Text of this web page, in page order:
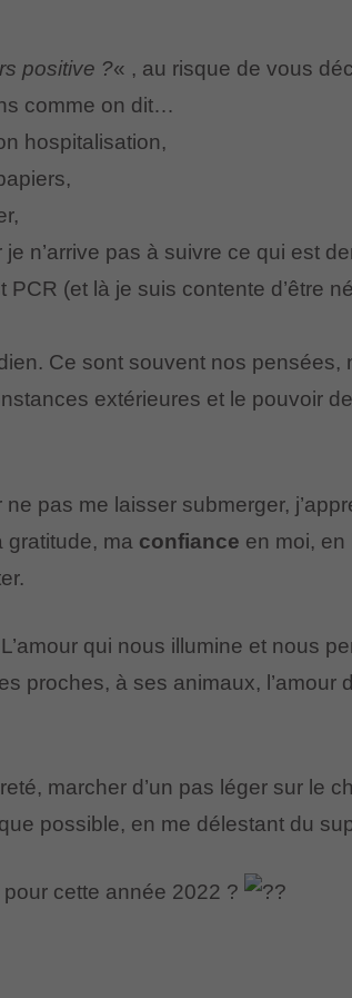
positive ?« , au risque de vous
comme on dit…
hospitalisation,
n’arrive pas à suivre ce qui est
(et là je suis contente d’être
Ce sont souvent nos pensées,
extérieures et le pouvoir
pas me laisser submerger,
gratitude, ma confiance en moi, en
qui nous illumine et nous
proches, à ses animaux, l’amour
marcher d’un pas léger sur le
possible, en me délestant du
cette année 2022 ?